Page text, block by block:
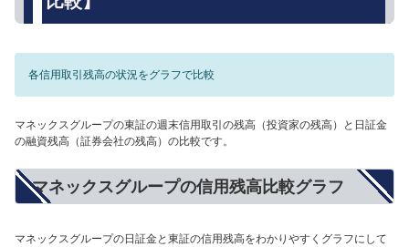
各信用取引残高の状況をグラフで比較
マネックスグループの東証の週末信用取引の残高（投資家の残高）と日証金
の融資残高（証券会社の残高）の比較です。
マネックスグループの信用残高比較グラフ
マネックスグループの日証金と東証の信用残高をわかりやすくグラフにして